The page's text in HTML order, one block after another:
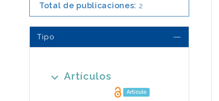
Total de publicaciones: 2
Tipo
Artículos
Artículo